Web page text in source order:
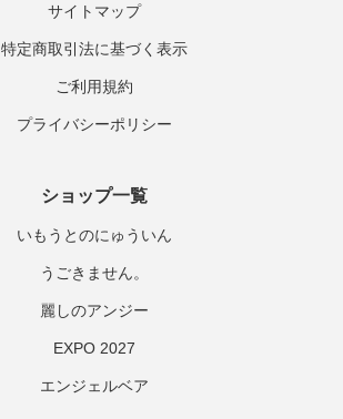
サイトマップ
特定商取引法に基づく表示
ご利用規約
プライバシーポリシー
ショップ一覧
いもうとのにゅういん
うごきません。
麗しのアンジー
EXPO 2027
エンジェルベア